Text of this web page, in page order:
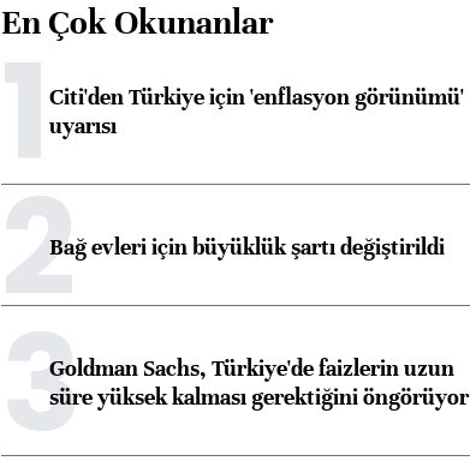
En Çok Okunanlar
1Citi'den Türkiye için 'enflasyon görünümü'
uyarısı
2Bağ evleri için büyüklük şartı değiştirildi
3Goldman Sachs, Türkiye'de faizlerin uzun
süre yüksek kalması gerektiğini öngörüyor